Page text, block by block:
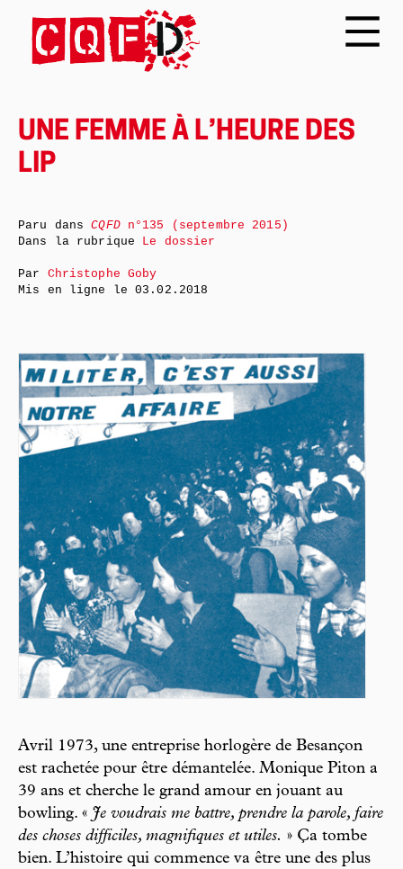
UNE FEMME À L’HEURE DES
LIP
Avril 1973, une entreprise horlogère de Besançon
est rachetée pour être démantelée. Monique Piton a
39 ans et cherche le grand amour en jouant au
bowling. « Je voudrais me battre, prendre la parole, faire
des choses difficiles, magnifiques et utiles. » Ça tombe
bien. L’histoire qui commence va être une des plus
Paru dansCQFDn°135 (septembre 2015)
Dans la rubrique Le dossier
Par Christophe Goby
Mis en ligne le03.02.2018